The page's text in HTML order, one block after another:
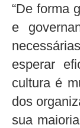
“De forma
e
esperar
cultura é
dos
sua